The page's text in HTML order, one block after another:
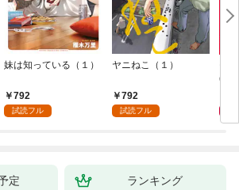
妹は知っている（１）
792
試読フル
ヤニねこ（１）
792
試読フル
6・
定 ランキング